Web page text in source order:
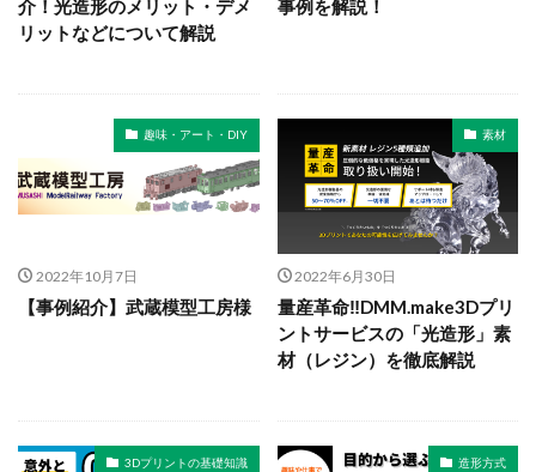
介！光造形のメリット・デメ
リットなどについて解説
事例を解説！
趣味・アート・DIY
2022年10月7日
【事例紹介】武蔵模型工房様
素材
2022年6月30日
量産革命‼DMM.make3Dプリ
ントサービスの「光造形」素
材（レジン）を徹底解説
3Dプリントの基礎知識 造形方式